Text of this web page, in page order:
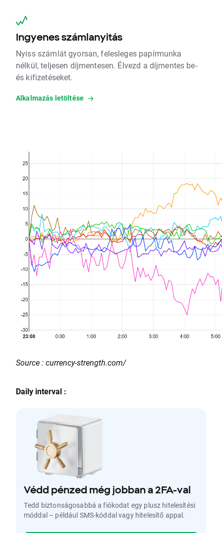
Ingyenes számlanyitás
Nyiss számlát gyorsan, felesleges papírmunka
nélkül, teljesen díjmentesen. Élvezd a díjmentes be-
és kifizetéseket.
Alkalmazás letöltése
Source : currency-strength.com/
Daily interval :
Védd pénzed még jobban a 2FA-val
Tedd biztonságosabbá a fiókodat egy plusz hitelesítési
móddal – például SMS-kóddal vagy hitelesítő appal.